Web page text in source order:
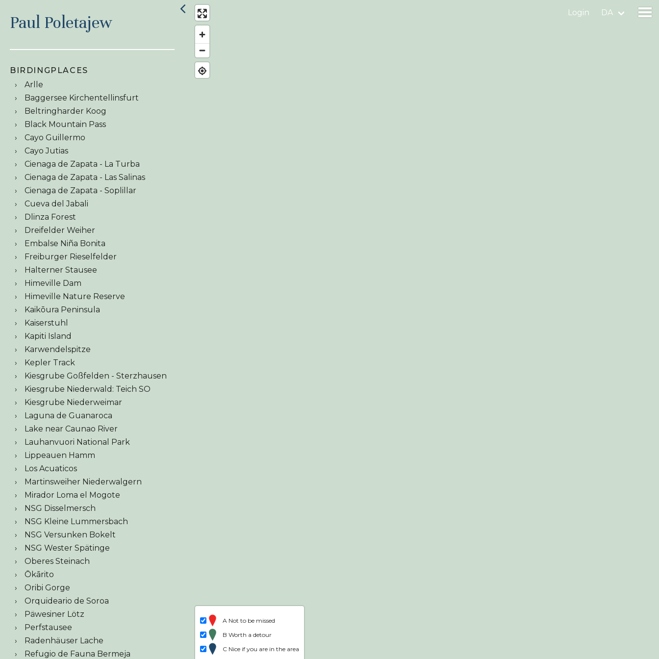
Login DA
Paul Poletajew
BIRDINGPLACES
Arlle
Baggersee Kirchentellinsfurt
Beltringharder Koog
Black Mountain Pass
Cayo Guillermo
Cayo Jutias
Cienaga de Zapata - La Turba
Cienaga de Zapata - Las Salinas
Cienaga de Zapata - Soplillar
Cueva del Jabali
Dlinza Forest
Dreifelder Weiher
Embalse Niña Bonita
Freiburger Rieselfelder
Halterner Stausee
Himeville Dam
Himeville Nature Reserve
Kaikōura Peninsula
Kaiserstuhl
Kapiti Island
Karwendelspitze
Kepler Track
Kiesgrube Goßfelden - Sterzhausen
Kiesgrube Niederwald: Teich SO
Kiesgrube Niederweimar
Laguna de Guanaroca
Lake near Caunao River
Lauhanvuori National Park
Lippeauen Hamm
Los Acuaticos
Martinsweiher Niederwalgern
Mirador Loma el Mogote
NSG Disselmersch
NSG Kleine Lummersbach
NSG Versunken Bokelt
NSG Wester Spätinge
Oberes Steinach
Ōkārito
Oribi Gorge
Orquideario de Soroa
Päwesiner Lötz
Perfstausee
Radenhäuser Lache
Refugio de Fauna Bermeja
A Not to be missed
B Worth a detour
C Nice if you are in the area